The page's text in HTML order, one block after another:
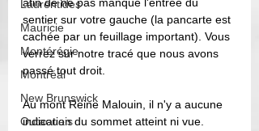
Laurentides
Mauricie
Montérégie
Montréal
New Brunswick
Outaouais
sentier sur votre gauche (la pancarte est
cachée par un feuillage important). Vous
verrez sur notre tracé que nous avons
passé tout droit.
Au mont Reine Malouin, il n'y a aucune
indication du sommet atteint ni vue.